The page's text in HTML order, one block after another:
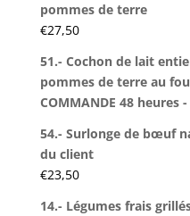
pommes de terre
€27,50
51.- Cochon de lait
pommes de terre au
COMMANDE 48 heures
54.- Surlonge de bœuf
du client
€23,50
14.- Légumes frais